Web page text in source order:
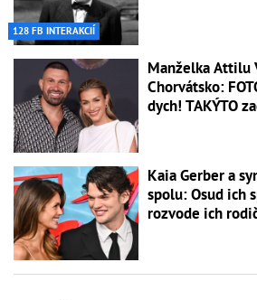
128 FB INTERAKCIÍ
Manželka Attilu
Chorvátsko:
dych! TAKÝTO
Kaia Gerber a
spolu: Osud ich
rozvode ich